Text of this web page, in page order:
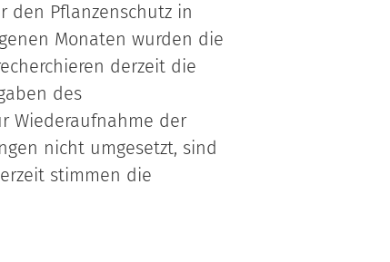
den Pflanzenschutz in
Monaten wurden die
derzeit die
des
Wiederaufnahme der
nicht umgesetzt, sind
stimmen die